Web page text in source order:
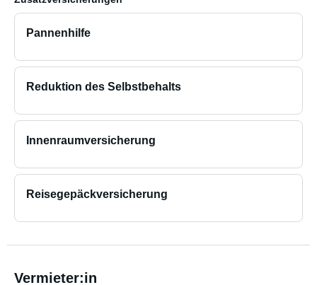
Pannenhilfe
Reduktion des Selbstbehalts
Innenraumversicherung
Reisegepäckversicherung
Vermieter:in